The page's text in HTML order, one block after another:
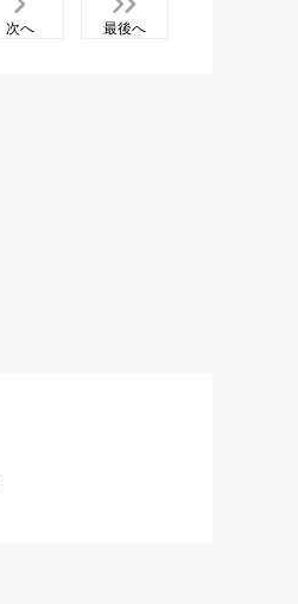
次へ 最後へ